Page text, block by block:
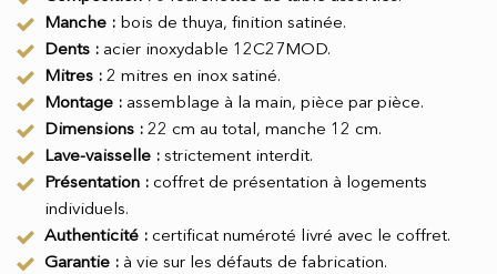
Manche : bois de thuya, finition satinée.
Dents : acier inoxydable 12C27MOD.
Mitres : 2 mitres en inox satiné.
Montage : assemblage à la main, pièce par pièce.
Dimensions : 22 cm au total, manche 12 cm.
Lave-vaisselle : strictement interdit.
Présentation : coffret de présentation à logements
individuels.
Authenticité : certificat numéroté livré avec le coffret.
Garantie : à vie sur les défauts de fabrication.